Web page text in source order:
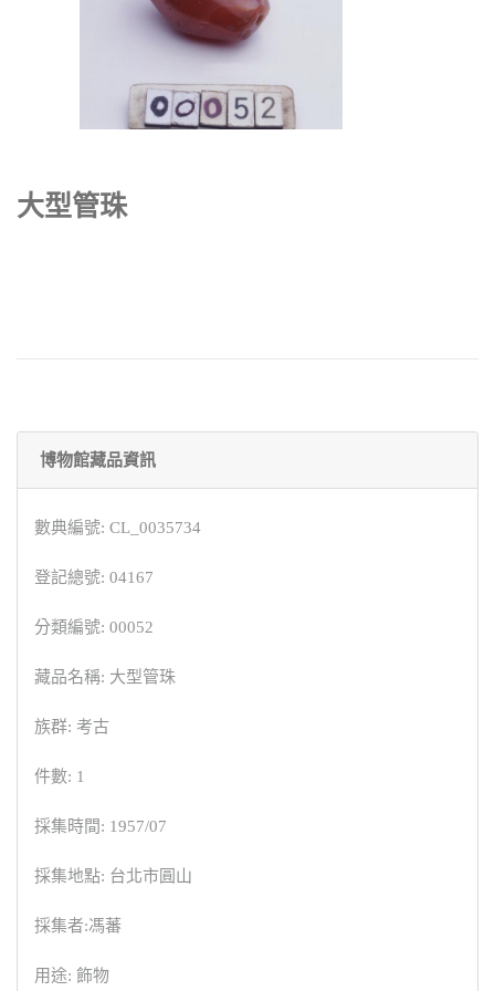
大型管珠
博物館藏品資訊
數典編號: CL_0035734
登記總號: 04167
分類編號: 00052
藏品名稱: 大型管珠
族群: 考古
件數: 1
採集時間: 1957/07
採集地點: 台北市圓山
採集者:馮蕃
用途: 飾物